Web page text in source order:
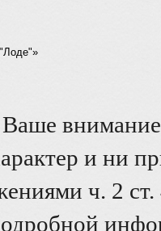
внимание
и ни
ч. 2